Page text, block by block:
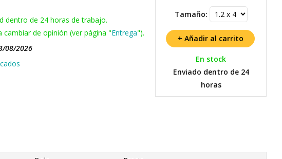
Tamaño:
En stock
Enviado dentro de 24
horas
dentro de 24 horas de trabajo.
de opinión (ver página "Entrega").
08/2026